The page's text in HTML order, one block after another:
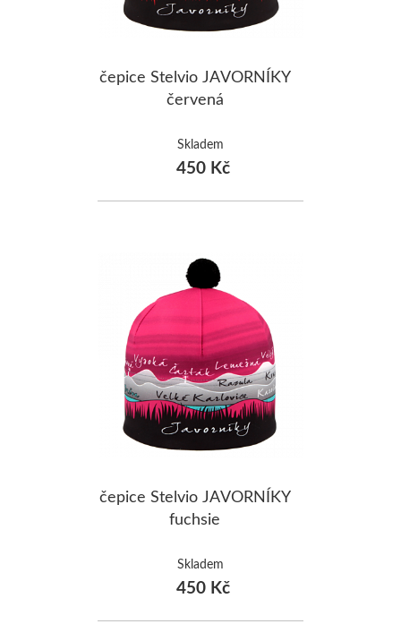
čepice Stelvio JAVORNÍKY
červená
Skladem
450 Kč
čepice Stelvio JAVORNÍKY
fuchsie
Skladem
450 Kč